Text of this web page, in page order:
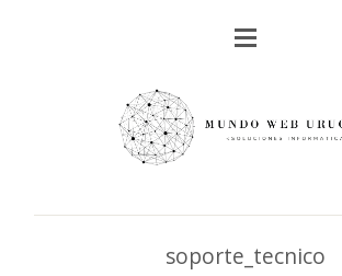
soporte_tecnico